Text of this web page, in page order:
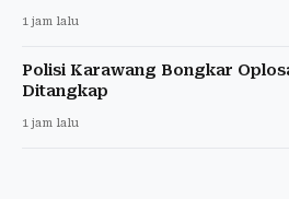
1 jam lalu
Polisi Karawang Bongkar
Ditangkap
1 jam lalu